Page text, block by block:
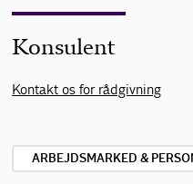
Konsulent
Kontakt os for rådgivning
ARBEJDSMARKED &